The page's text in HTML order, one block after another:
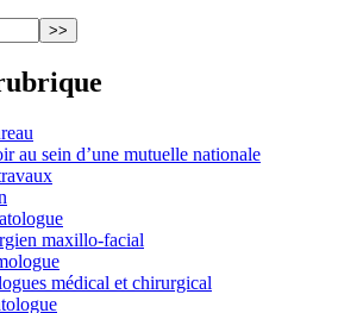
au sein d’une mutuelle nationale
maxillo-facial
médical et chirurgical